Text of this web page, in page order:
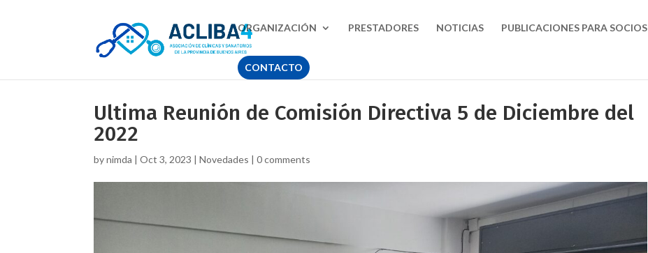
ORGANIZACIÓN PRESTADORES NOTICIAS PUBLICACIONES PARA SOCIOS
CONTACTO
Ultima Reunión de Comisión Directiva 5 de Diciembre del
2022
bynimda |Oct 3, 2023 |Novedades |0 comments